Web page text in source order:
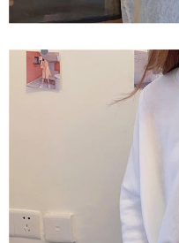
saluran lain.
1. Perkhidmatan ini disediakan
membolehkan pengguna
perkhidmatan ini semasa
tuntutan harga jual/beli
2. Berdasarkan tujuan kontrak
"Pembayaran Ansuran Gogo",
anda (termasuk nama, telefon
pengumpulan, pemprosesan
semakan dan pembetulan data
Taiwan Mobile.
3. Sila baca syarat